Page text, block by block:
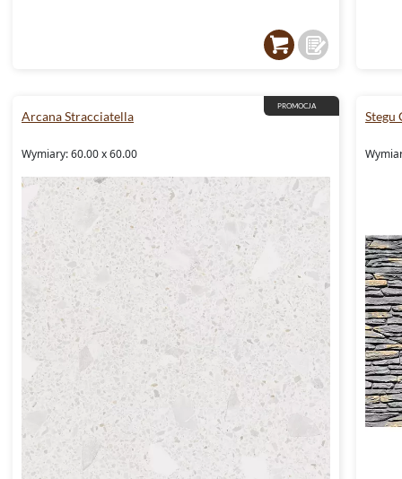
PROMOCJA
Arcana Stracciatella
Wymiary: 60.00 x 60.00
Stegu